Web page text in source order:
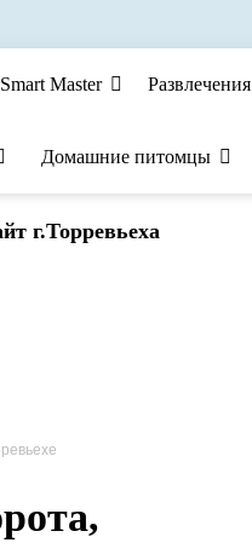
Smart Master Развлечения
Домашние питомцы
г.Торревьеха